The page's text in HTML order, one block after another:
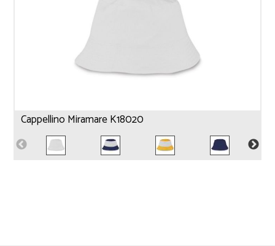
Cappellino Miramare K18020